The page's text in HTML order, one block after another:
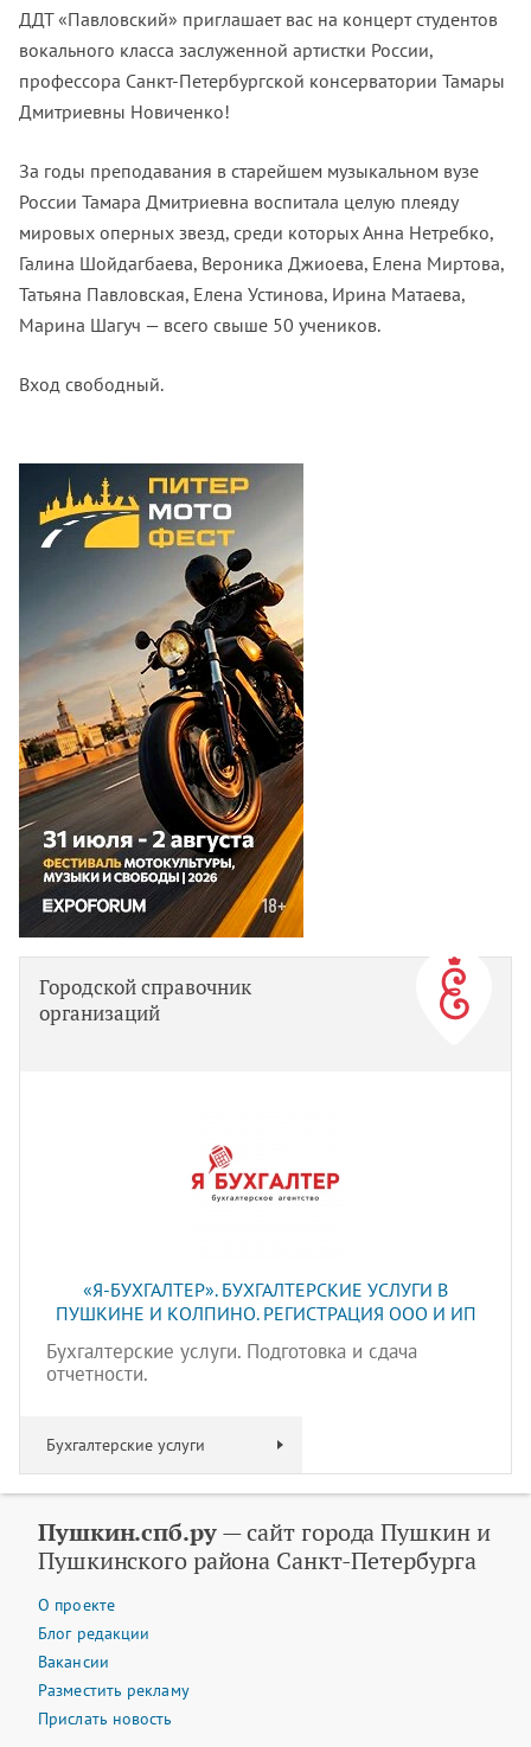
ДДТ «Павловский» приглашает вас на концерт студентов
вокального класса заслуженной артистки России,
профессора Санкт-Петербургской консерватории Тамары
Дмитриевны Новиченко!
За годы преподавания в старейшем музыкальном вузе
России Тамара Дмитриевна воспитала целую плеяду
мировых оперных звезд, среди которых Анна Нетребко,
Галина Шойдагбаева, Вероника Джиоева, Елена Миртова,
Татьяна Павловская, Елена Устинова, Ирина Матаева,
Марина Шагуч — всего свыше 50 учеников.
Вход свободный.
Городской справочник
организаций
«Я-БУХГАЛТЕР». БУХГАЛТЕРСКИЕ УСЛУГИ В
ПУШКИНЕ И КОЛПИНО. РЕГИСТРАЦИЯ ООО И ИП
Бухгалтерские услуги. Подготовка и сдача
отчетности.
Бухгалтерские услуги
Пушкин.спб.ру— сайт города Пушкин и
Пушкинского района Санкт-Петербурга
О проекте
Блог редакции
Вакансии
Разместить рекламу
Прислать новость